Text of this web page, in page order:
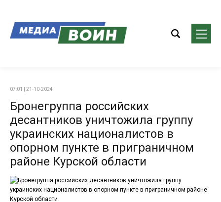
07:01 | 21-10-2024
Бронегруппа российских
десантников уничтожила группу
украинских националистов в
опорном пункте в приграничном
районе Курской области